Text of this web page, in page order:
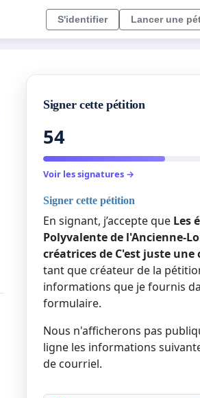
S'identifier Lancer une
Signer cette pétition
54
Voir les signatures →
Signer cette pétition
En signant, j’accepte que Les
Polyvalente de l'Ancienne-
créatrices de C'est juste une
tant que créateur de la
informations que je fournis
formulaire.
Nous n'afficherons pas
ligne les informations
de courriel.